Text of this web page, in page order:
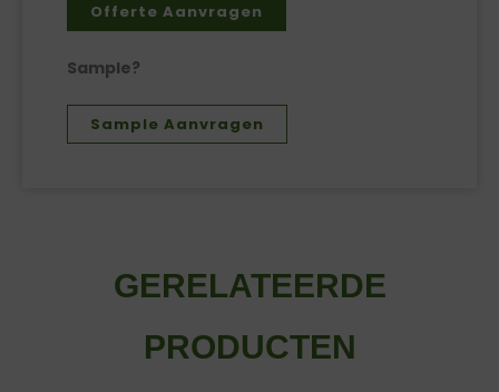
Offerte Aanvragen
Sample?
Sample Aanvragen
GERELATEERDE
PRODUCTEN